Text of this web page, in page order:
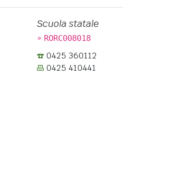
Scuola statale
» RORC008018
0425 360112
0425 410441